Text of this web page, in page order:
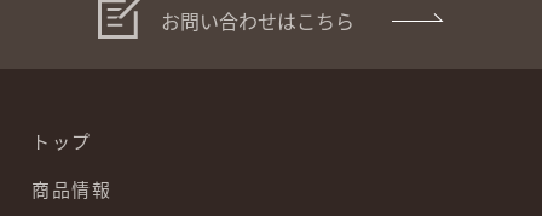
お問い合わせはこちら
トップ
商品情報